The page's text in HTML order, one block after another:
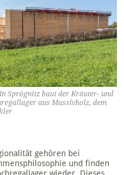
Sprögnitz baut der Kräuter- und
aus Massivholz, dem
gehören bei
und finden